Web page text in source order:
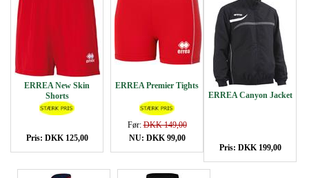
ERREA New Skin
Shorts
Pris: DKK 125,00
ERREA Premier Tights
Før:DKK 149,00
NU: DKK 99,00
ERREA Canyon Jacket
Pris: DKK 199,00